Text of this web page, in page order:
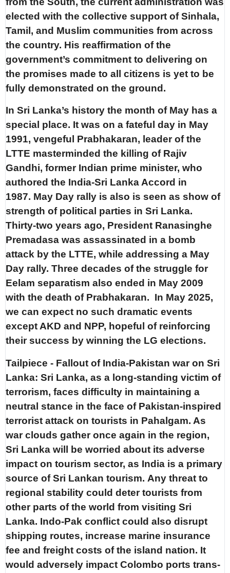
elected with the collective support of Sinhala,
Tamil, and Muslim communities from across
the country. His reaffirmation of the
government’s commitment to delivering on
the promises made to all citizens is yet to be
fully demonstrated on the ground.
In Sri Lanka’s history the month of May has a
special place. It was on a fateful day in May
1991, vengeful Prabhakaran, leader of the
LTTE masterminded the killing of Rajiv
Gandhi, former Indian prime minister, who
authored the India-Sri Lanka Accord in
1987. May Day rally is also is seen as show of
strength of political parties in Sri Lanka.
Thirty-two years ago, President Ranasinghe
Premadasa was assassinated in a bomb
attack by the LTTE, while addressing a May
Day rally. Three decades of the struggle for
Eelam separatism also ended in May 2009
with the death of Prabhakaran. In May 2025,
we can expect no such dramatic events
except AKD and NPP, hopeful of reinforcing
their success by winning the LG elections.
Tailpiece - Fallout of India-Pakistan war on Sri
Lanka: Sri Lanka, as a long-standing victim of
terrorism, faces difficulty in maintaining a
neutral stance in the face of Pakistan-inspired
terrorist attack on tourists in Pahalgam. As
war clouds gather once again in the region,
Sri Lanka will be worried about its adverse
impact on tourism sector, as India is a primary
source of Sri Lankan tourism. Any threat to
regional stability could deter tourists from
other parts of the world from visiting Sri
Lanka. Indo-Pak conflict could also disrupt
shipping routes, increase marine insurance
fee and freight costs of the island nation. It
would adversely impact Colombo ports trans-